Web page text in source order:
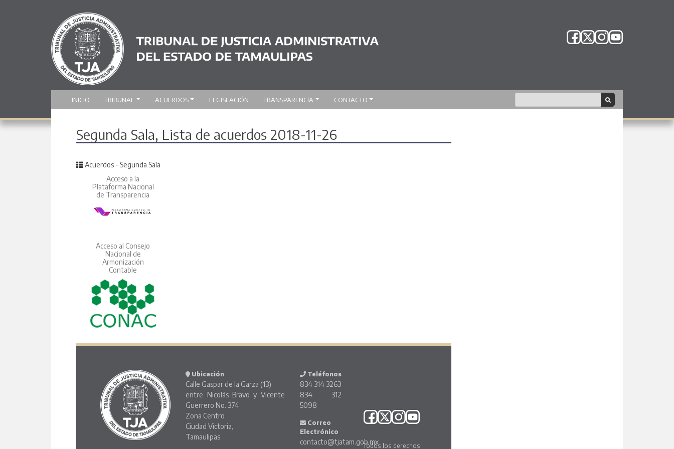
INICIO TRIBUNAL ACUERDOS LEGISLACIÓN TRANSPARENCIA CONTACTO
Segunda Sala, Lista de acuerdos 2018-11-26
Posted in
Acuerdos - Segunda Sala
Acceso a la
Plataforma Nacional
de Transparencia
Acceso al Consejo
Nacional de
Armonización
Contable
Ubicación
Calle Gaspar de la Garza (13)
entre Nicolás Bravo y Vicente
Guerrero No. 374
Zona Centro
Ciudad Victoria,
Tamaulipas
Teléfonos
834 314 3263
834 312
5098
Correo
Electrónico
contacto@tjatam.gob.mxTodos los derechos